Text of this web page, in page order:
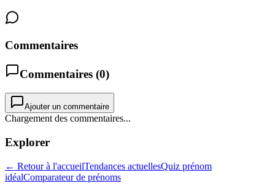
Commentaires
Commentaires (0)
Ajouter un commentaire
Chargement des commentaires...
Explorer
← Retour à l'accueilTendances actuellesQuiz prénom
idéalComparateur de prénoms